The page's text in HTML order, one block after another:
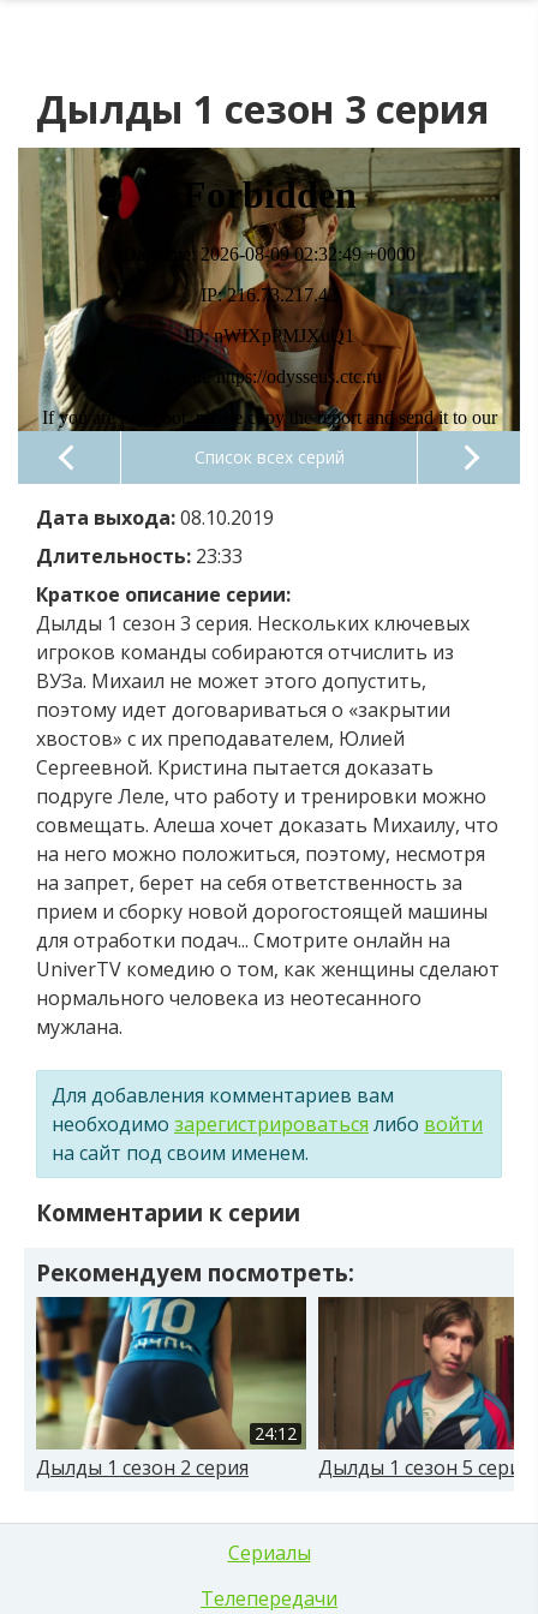
Дылды 1 сезон 3 серия
Список всех серий
Дата выхода:08.10.2019
Длительность: 23:33
Краткое описание серии:
Дылды 1 сезон 3 серия. Нескольких ключевых
игроков команды собираются отчислить из
ВУЗа. Михаил не может этого допустить,
поэтому идет договариваться о «закрытии
хвостов» с их преподавателем, Юлией
Сергеевной. Кристина пытается доказать
подруге Леле, что работу и тренировки можно
совмещать. Алеша хочет доказать Михаилу, что
на него можно положиться, поэтому, несмотря
на запрет, берет на себя ответственность за
прием и сборку новой дорогостоящей машины
для отработки подач... Смотрите онлайн на
UniverTV комедию о том, как женщины сделают
нормального человека из неотесанного
мужлана.
Для добавления комментариев вам
необходимо зарегистрироваться либо войти
на сайт под своим именем.
Комментарии к серии
Рекомендуем посмотреть:
24:12
Дылды 1 сезон 2 серия Дылды 1 сезон 5 серия
Сериалы
Телепередачи